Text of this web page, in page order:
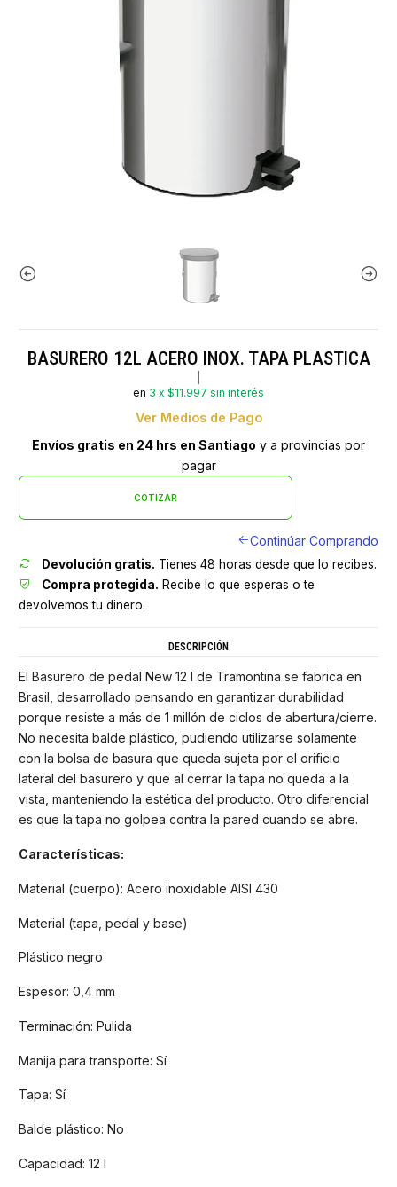
BASURERO 12L ACERO INOX. TAPA PLASTICA
en 3 x $11.997 sin interés
Ver Medios de Pago
Envíos gratis en 24 hrs en Santiago y a provincias por
pagar
COTIZAR
Continúar Comprando
Devolución gratis. Tienes 48 horas desde que lo recibes.
Compra protegida. Recibe lo que esperas o te
devolvemos tu dinero.
DESCRIPCIÓN
El Basurero de pedal New 12 l de Tramontina se fabrica en
Brasil, desarrollado pensando en garantizar durabilidad
porque resiste a más de 1 millón de ciclos de abertura/cierre.
No necesita balde plástico, pudiendo utilizarse solamente
con la bolsa de basura que queda sujeta por el orificio
lateral del basurero y que al cerrar la tapa no queda a la
vista, manteniendo la estética del producto. Otro diferencial
es que la tapa no golpea contra la pared cuando se abre.
Características:
Material (cuerpo): Acero inoxidable AISI 430
Material (tapa, pedal y base)
Plástico negro
Espesor: 0,4 mm
Terminación: Pulida
Manija para transporte: Sí
Tapa: Sí
Balde plástico: No
Capacidad: 12 l